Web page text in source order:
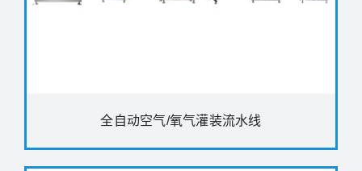
全自动空气/氧气灌装流水线